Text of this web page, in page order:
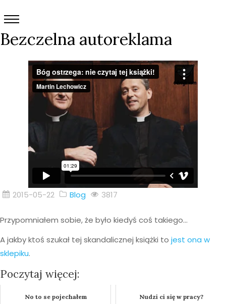
Bezczelna autoreklama
2015-05-22 Blog 3817
Przypomniałem sobie, że było kiedyś coś takiego…
A jakby ktoś szukał tej skandalicznej książki to jest ona w
sklepiku.
Poczytaj więcej:
No to se pojechałem Nudzi ci się w pracy?